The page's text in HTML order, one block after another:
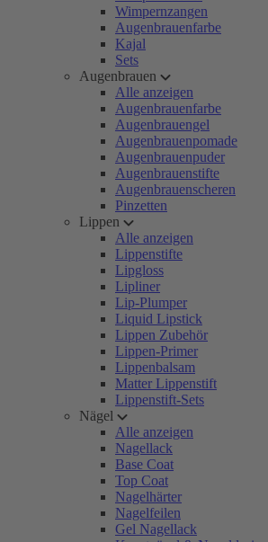
Wimpernzangen
Augenbrauenfarbe
Kajal
Sets
Augenbrauen
Alle anzeigen
Augenbrauenfarbe
Augenbrauengel
Augenbrauenpomade
Augenbrauenpuder
Augenbrauenstifte
Augenbrauenscheren
Pinzetten
Lippen
Alle anzeigen
Lippenstifte
Lipgloss
Lipliner
Lip-Plumper
Liquid Lipstick
Lippen Zubehör
Lippen-Primer
Lippenbalsam
Matter Lippenstift
Lippenstift-Sets
Nägel
Alle anzeigen
Nagellack
Base Coat
Top Coat
Nagelhärter
Nagelfeilen
Gel Nagellack